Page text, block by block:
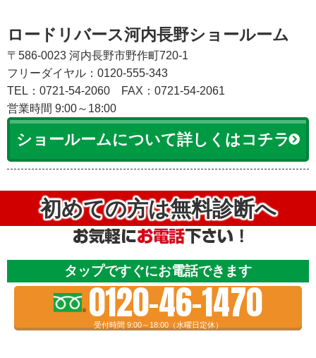
ロードリバース河内長野ショールーム
〒586-0023 河内長野市野作町720-1
フリーダイヤル：0120-555-343
TEL：0721-54-2060
FAX：0721-54-2061
営業時間 9:00～18:00
ショールームについて詳しくはコチラ
初めての方は無料診断へ
タップですぐにお電話できます
0120-46-1470
受付時間 9:00～18:00（水曜日定休）